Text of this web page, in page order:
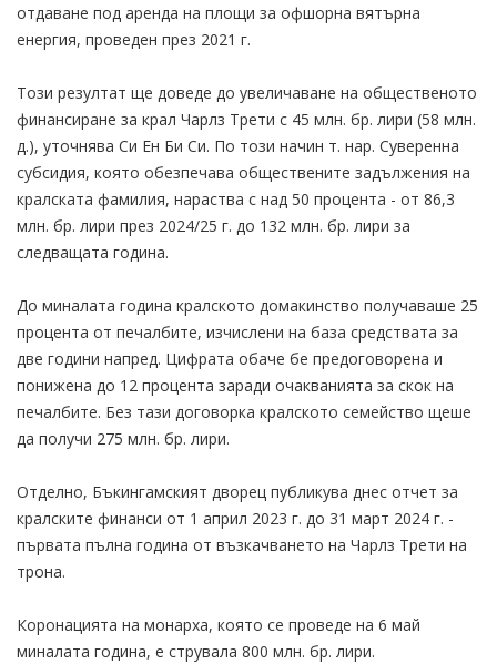
отдаване под аренда на площи за офшорна вятърна
енергия, проведен през 2021 г.
Този резултат ще доведе до увеличаване на общественото
финансиране за крал Чарлз Трети с 45 млн. бр. лири (58 млн.
д.), уточнява Си Ен Би Си. По този начин т. нар. Суверенна
субсидия, която обезпечава обществените задължения на
кралската фамилия, нараства с над 50 процента - от 86,3
млн. бр. лири през 2024/25 г. до 132 млн. бр. лири за
следващата година.
До миналата година кралското домакинство получаваше 25
процента от печалбите, изчислени на база средствата за
две години напред. Цифрата обаче бе предоговорена и
понижена до 12 процента заради очакванията за скок на
печалбите. Без тази договорка кралското семейство щеше
да получи 275 млн. бр. лири.
Отделно, Бъкингамският дворец публикува днес отчет за
кралските финанси от 1 април 2023 г. до 31 март 2024 г. -
първата пълна година от възкачването на Чарлз Трети на
трона.
Коронацията на монарха, която се проведе на 6 май
миналата година, е струвала 800 млн. бр. лири.